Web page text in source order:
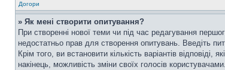
Догори
» Як мені створити опитування?
При створенні нової теми чи під час редагування
недостатньо прав для створення опитувань. Введіть
Крім того, ви встановити кількість варіантів
накінець, можливість зміни своїх голосів користувачами.